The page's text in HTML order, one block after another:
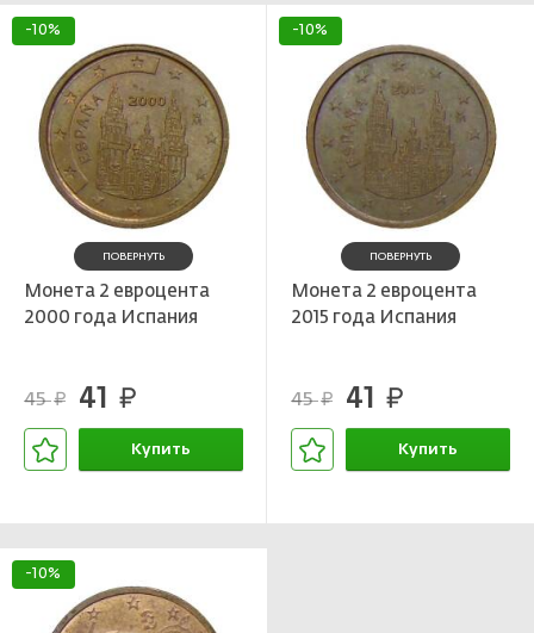
-10%
ПОВЕРНУТЬ
Монета 2 евроцента
2000 года Испания
45руб. 41 руб.
Купить
-10%
ПОВЕРНУТЬ
Монета 2 евроцента
2015 года Испания
45руб. 41 руб.
Купить
-10%